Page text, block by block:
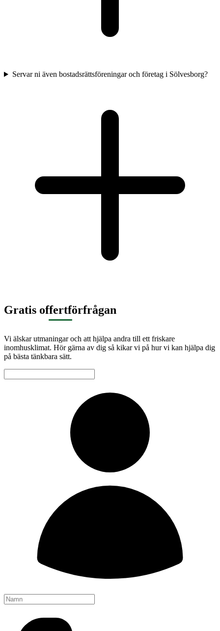
Servar ni även bostadsrättsföreningar och företag i Sölvesborg?
Gratis offertförfrågan
Vi älskar utmaningar och att hjälpa andra till ett friskare
inomhusklimat. Hör gärna av dig så kikar vi på hur vi kan hjälpa dig
på bästa tänkbara sätt.